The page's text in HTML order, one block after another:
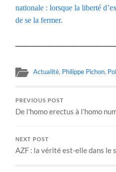
nationale : lorsque la liberté
de se la fermer.
Actualité, Philippe Pichon,
PREVIOUS POST
De l'homo erectus à l’homo
NEXT POST
AZF : la vérité est-elle dans le